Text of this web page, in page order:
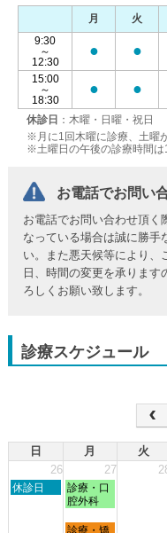
休診日 ：木曜・日曜・祝日
※月に1回木曜に診療、土曜
※土曜日の午後の診療時間は
月 火
9:30
～
12:30
● ●
15:00
～
18:30
● ●
お電話でお問い
お電話でお問い合わせ頂く
なっている場合は誠に勝手
い。また悪天候等により、
日、時間の変更を承ります
ろしくお願い致します。
診療スケジュール
日 月 火
26
27
日
休診日
月
曜
7
診療・口
腔外科
月
診療・矯